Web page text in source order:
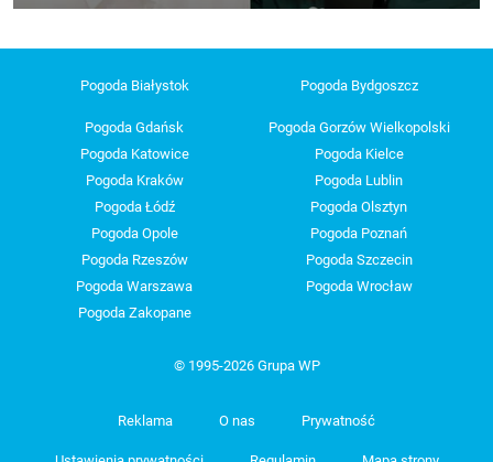
Pogoda Białystok Pogoda Bydgoszcz
Pogoda Gdańsk
Pogoda Gorzów Wielkopolski
Pogoda Katowice
Pogoda Kielce
Pogoda Kraków
Pogoda Lublin
Pogoda Łódź
Pogoda Olsztyn
Pogoda Opole
Pogoda Poznań
Pogoda Rzeszów
Pogoda Szczecin
Pogoda Warszawa
Pogoda Wrocław
Pogoda Zakopane
© 1995-2026 Grupa WP
Reklama O nas Prywatność